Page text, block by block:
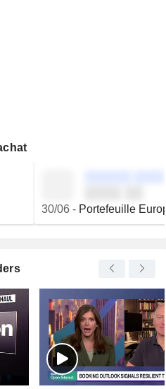
30/06- Portefeuille